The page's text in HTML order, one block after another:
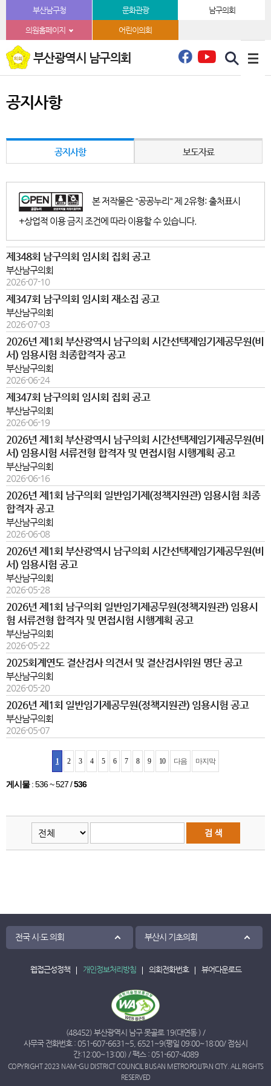
본문바로가기부산남구청 문화관광 남구의회
의원홈페이지 어린이의회
부산광역시 남구의회
공지사항
공지사항 보도자료
본 저작물은 "공공누리" 제 2유형: 출처표시
+상업적 이용 금지 조건에 따라 이용할 수 있습니다.
제348회 남구의회 임시회 집회 공고
부산남구의회
2026-07-10
제347회 남구의회 임시회 재소집 공고
부산남구의회
2026-07-03
2026년 제1회 부산광역시 남구의회 시간선택제임기제공무원(비
서) 임용시험 최종합격자 공고
부산남구의회
2026-06-24
제347회 남구의회 임시회 집회 공고
부산남구의회
2026-06-19
2026년 제1회 부산광역시 남구의회 시간선택제임기제공무원(비
서) 임용시험 서류전형 합격자 및 면접시험 시행계획 공고
부산남구의회
2026-06-16
2026년 제1회 남구의회 일반임기제(정책지원관) 임용시험 최종
합격자 공고
부산남구의회
2026-06-08
2026년 제1회 부산광역시 남구의회 시간선택제임기제공무원(비
서) 임용시험 공고
부산남구의회
2026-05-28
2026년 제1회 남구의회 일반임기제공무원(정책지원관) 임용시
험 서류전형 합격자 및 면접시험 시행계획 공고
부산남구의회
2026-05-22
2025회계연도 결산검사 의견서 및 결산검사위원 명단 공고
부산남구의회
2026-05-20
2026년 제1회 일반임기제공무원(정책지원관) 임용시험 공고
부산남구의회
2026-05-07
1 2 3 4 5 6 7 8 9 10 다음 마지막
게시물: 536 ~ 527 /536
전국 시·도 의회 부산시 기초의회
웹접근성정책 개인정보처리방침 의회전화번호 뷰어다운로드
(48452) 부산광역시 남구 못골로 19(대연동 ) /
사무국 전화번호 : 051-607-6631 ~5 6521 ~9(평일 09:00~18:00/ 점심시
간:12:00~13:00) / 팩스 : 051-607-4089
COPYRIGHT 2023 NAM-GU DISTRICT COUNCIL BUSAN METROPOLITAN CITY. ALL RIGHTS
RESERVED